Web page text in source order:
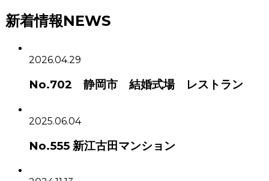
新着情報NEWS
2026.04.29
No.702 静岡市 結婚式場 レストラン
2025.06.04
No.555 新江古田マンション